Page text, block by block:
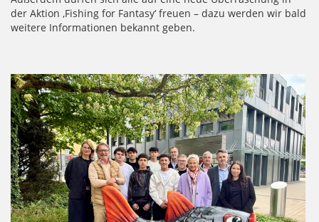
der Aktion ‚Fishing for Fantasy‘ freuen – dazu werden wir bald
weitere Informationen bekannt geben.